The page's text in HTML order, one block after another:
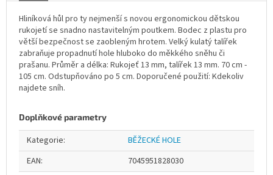
Hliníková hůl pro ty nejmenší s novou ergonomickou dětskou
rukojetí se snadno nastavitelným poutkem. Bodec z plastu pro
větší bezpečnost se zaobleným hrotem. Velký kulatý talířek
zabraňuje propadnutí hole hluboko do měkkého sněhu či
prašanu. Průměr a délka: Rukojeť 13 mm, talířek 13 mm. 70 cm -
105 cm. Odstupňováno po 5 cm. Doporučené použití: Kdekoliv
najdete sníh.
Doplňkové parametry
Kategorie:
BĚŽECKÉ HOLE
EAN: 7045951828030